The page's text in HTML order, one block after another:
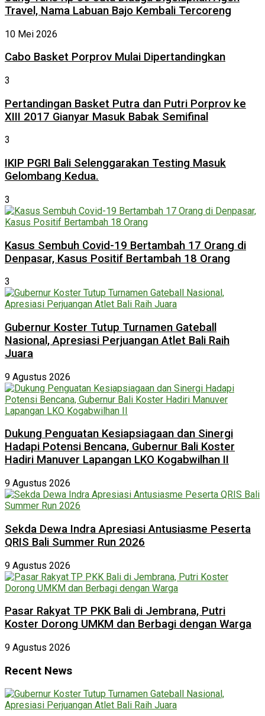
Travel, Nama Labuan Bajo Kembali Tercoreng
10 Mei 2026
Cabo Basket Porprov Mulai Dipertandingkan
3
Pertandingan Basket Putra dan Putri Porprov ke
XIII 2017 Gianyar Masuk Babak Semifinal
3
IKIP PGRI Bali Selenggarakan Testing Masuk
Gelombang Kedua.
3
Kasus Sembuh Covid-19 Bertambah 17 Orang di
Denpasar, Kasus Positif Bertambah 18 Orang
3
Gubernur Koster Tutup Turnamen Gateball
Nasional, Apresiasi Perjuangan Atlet Bali Raih
Juara
9 Agustus 2026
Dukung Penguatan Kesiapsiagaan dan Sinergi
Hadapi Potensi Bencana, Gubernur Bali Koster
Hadiri Manuver Lapangan LKO Kogabwilhan II
9 Agustus 2026
Sekda Dewa Indra Apresiasi Antusiasme Peserta
QRIS Bali Summer Run 2026
9 Agustus 2026
Pasar Rakyat TP PKK Bali di Jembrana, Putri
Koster Dorong UMKM dan Berbagi dengan Warga
9 Agustus 2026
Recent News